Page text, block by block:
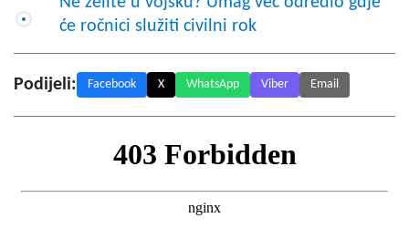
će ročnici služiti civilni rok
Podijeli: Facebook X WhatsApp Viber Email